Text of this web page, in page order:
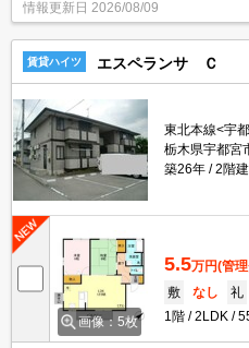
情報更新日 2026/08/09
賃貸ハイツ エスペランサ Ｃ
東北本線<宇
栃木県宇都宮
築26年
2階建
画像：5枚
5.5万円(管
敷
なし 礼
1階
2LDK